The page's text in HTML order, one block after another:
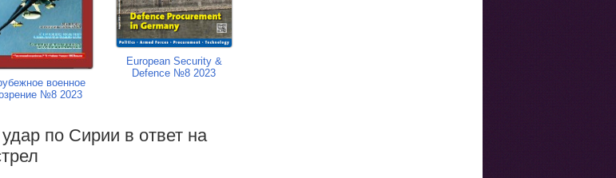
военное
№8 2023
European Security &
Defence №8 2023
по Сирии в ответ на